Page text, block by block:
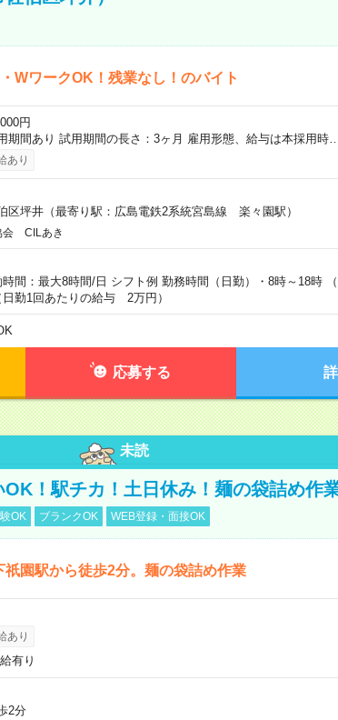
WワークOK！残業なし！のバイト
円
期間あり 試用期間の長さ：3ヶ月 雇用形態、給与は本採用時
あり
区坪井（最寄り駅：広島電鉄2系統宮島線 楽々園駅）
会 CILあき
時間：最大8時間/日 シフト例 勤務時間（日勤）・8時～18時
勤1回あたりの給与 2万円）
応募する
未読
！駅チカ！土日休み！麺の袋詰め作
OK ブランクOK WEB登録・面接OK
園駅から徒歩2分。麺の袋詰め作業
あり
有り
2分